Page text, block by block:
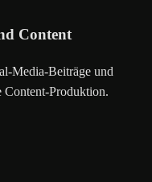
Content
Media-Beiträge und
Content-Produktion.